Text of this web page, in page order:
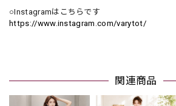
○Instagramはこちらです
https://www.instagram.com/varytot/
関連商品